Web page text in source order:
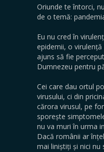
Oriunde te întorci,
de o temă:
Eu nu cred în
epidemii, o
ajuns să fie
Dumnezeu pentru
Cei care dau ortul
virusului, ci din
cărora virusul, pe
sporește
nu va muri în urma
Dacă românii ar
mai liniștiți și nici nu